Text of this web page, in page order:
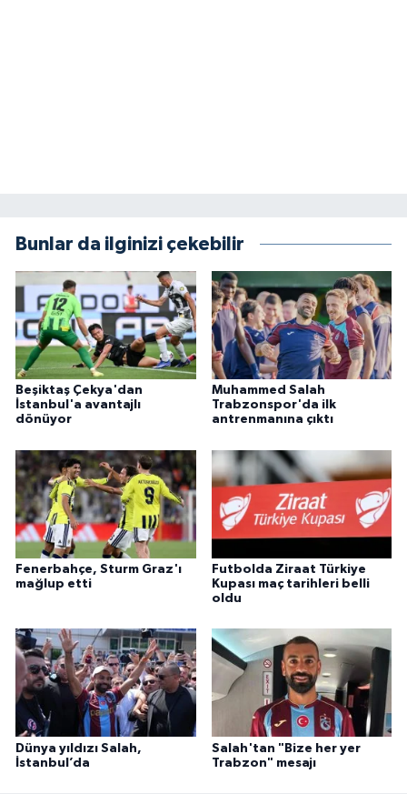
Bunlar da ilginizi çekebilir
Beşiktaş Çekya'dan
İstanbul'a avantajlı
dönüyor
Muhammed Salah
Trabzonspor'da ilk
antrenmanına çıktı
Fenerbahçe, Sturm Graz'ı
mağlup etti
Futbolda Ziraat Türkiye
Kupası maç tarihleri belli
oldu
Dünya yıldızı Salah,
İstanbul’da
Salah'tan "Bize her yer
Trabzon" mesajı